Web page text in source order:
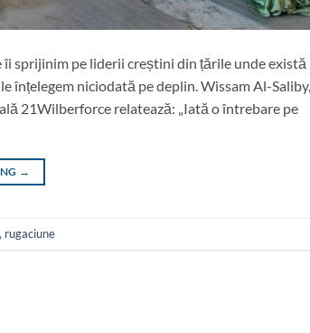
sprijinim pe liderii creștini din țările unde există
înțelegem niciodată pe deplin. Wissam Al-Saliby,
21Wilberforce relatează: „Iată o întrebare pe
→
, rugaciune